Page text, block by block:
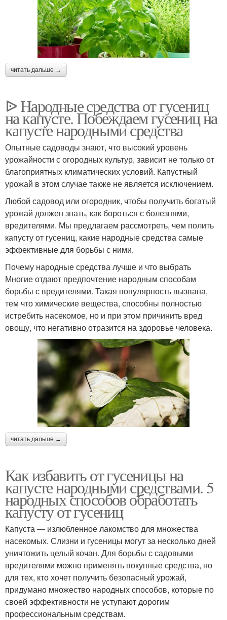
читать дальше →
ᐉ Народные средства от гусениц
на капусте. Побеждаем гусениц на
капусте народными средства
Опытные садоводы знают, что высокий уровень
урожайности с огородных культур, зависит не только от
благоприятных климатических условий. Капустный
урожай в этом случае также не является исключением.
Любой садовод или огородник, чтобы получить богатый
урожай должен знать, как бороться с болезнями,
вредителями. Мы предлагаем рассмотреть, чем полить
капусту от гусениц, какие народные средства самые
эффективные для борьбы с ними.
Почему народные средства лучше и что выбрать
Многие отдают предпочтение народным способам
борьбы с вредителями. Такая популярность вызвана,
тем что химические вещества, способны полностью
истребить насекомое, но и при этом причинить вред
овощу, что негативно отразится на здоровье человека.
читать дальше →
Как избавить от гусеницы на
капусте народными средствами. 5
народных способов обработать
капусту от гусениц
Капуста — излюбленное лакомство для множества
насекомых. Слизни и гусеницы могут за несколько дней
уничтожить целый кочан. Для борьбы с садовыми
вредителями можно применять покупные средства, но
для тех, кто хочет получить безопасный урожай,
придумано множество народных способов, которые по
своей эффективности не уступают дорогим
профессиональным средствам.